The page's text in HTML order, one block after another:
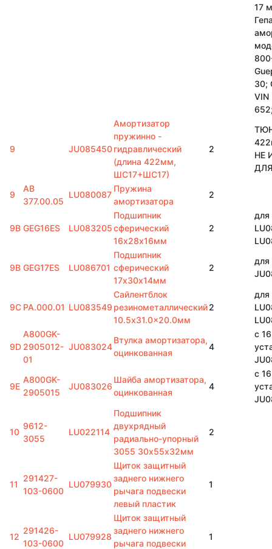
17
30;
VIN
9 JU085450
Амортизатор
пружинно -
гидравлический
(длина 422мм,
ШС17+ШС17)
2
НЕ
9
AB
377.00.05
LU080087
Пружина
амортизатора
2
9B GEG16ES LU083205
Подшипник
сферический
16х28х16мм
2
для
9B GEG17ES LU086701
Подшипник
сферический
17х30х14мм
2
для
9С PA.000.01 LU083549
Сайлентблок
резинометаллический
10.5x31.0x20.0мм
2
для
9D
A800GK-
2905012-
01
JU083024
Втулка амортизатора,
оцинкованная
4
с
9E
A800GK-
2905015
JU083026
Шайба амортизатора,
оцинкованная
4
с
10
9612-
3055
LU022114
Подшипник
двухрядный
радиально-упорный
3055 30х55х32мм
2
11
291427-
103-0600
LU079930
Щиток защитный
заднего нижнего
рычага подвески
левый пластик
1
12
291426-
103-0600
LU079928
Щиток защитный
заднего нижнего
рычага подвески
1